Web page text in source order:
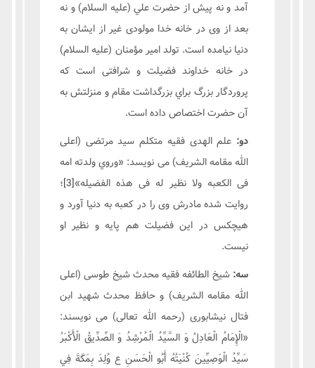
آمد و نه پيش از حضرت علي (علیه السلام) و نه
بعد از وی در خانه خدا مولودی غیر از ایشان به
دنيا نيامده است. تولد امير مؤمنان (علیه السلام)
در خانه خداوند فضيلت و شرافتى است كه
پروردگار بزرگ براي بزرگداشت مقام و منزلتش به
آن حضرت اختصاص داده است.
دو:علم الهدی فقیه متکلم سید مرتضی (اعلی
الله مقامه الشریف) می نویسد: «وروي ولدته امه
فی الکعبه ولا نظیر له فی هذه الفضیله»[3] ؛
روایت شده مادرش وی را در کعبه به دنیا آورد و
هیچکس در این فضیلت هم پایه و نظیر او
نیست.
سه:شيخ الطائفه فقیه محدث شیخ طوسی (اعلی
الله مقامه الشریف) و حافظ محدث شهید ابن
فتال نیشابوری (رحمه الله تعالی) می نویسند:
«الْإِمَامُ الْعَادِلُ وَ السَّيِّدُ الْمُرْشِدُ وَ الصِّدِّيقُ الْأَكْبَرُ
سَيِّدُ الْوَصِيِّينَ كُنْيَتُهُ أَبُو الْحَسَنِ ع وُلِدَ بِمَكَّةَ فِي